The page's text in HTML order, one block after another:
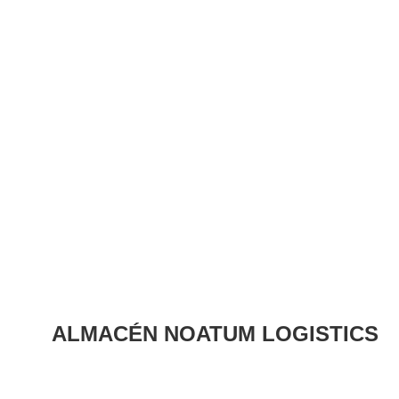
ALMACÉN NOATUM LOGISTICS